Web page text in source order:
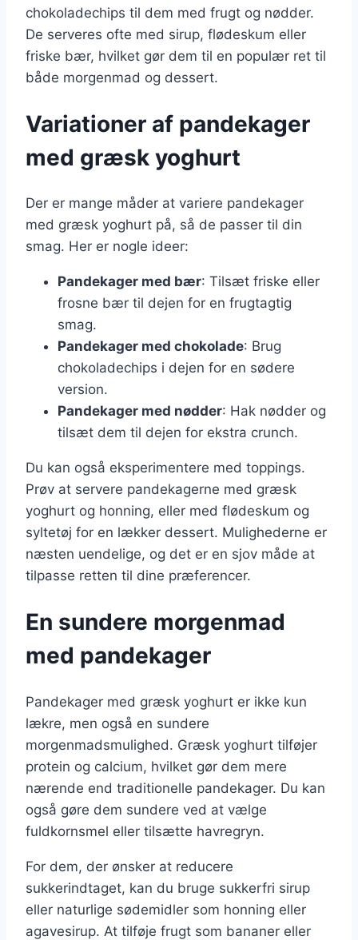
chokoladechips til dem med frugt og nødder.
De serveres ofte med sirup, flødeskum eller
friske bær, hvilket gør dem til en populær ret til
både morgenmad og dessert.
Variationer af pandekager
med græsk yoghurt
Der er mange måder at variere pandekager
med græsk yoghurt på, så de passer til din
smag. Her er nogle ideer:
Pandekager med bær: Tilsæt friske eller
frosne bær til dejen for en frugtagtig
smag.
Pandekager med chokolade: Brug
chokoladechips i dejen for en sødere
version.
Pandekager med nødder: Hak nødder og
tilsæt dem til dejen for ekstra crunch.
Du kan også eksperimentere med toppings.
Prøv at servere pandekagerne med græsk
yoghurt og honning, eller med flødeskum og
syltetøj for en lækker dessert. Mulighederne er
næsten uendelige, og det er en sjov måde at
tilpasse retten til dine præferencer.
En sundere morgenmad
med pandekager
Pandekager med græsk yoghurt er ikke kun
lækre, men også en sundere
morgenmadsmulighed. Græsk yoghurt tilføjer
protein og calcium, hvilket gør dem mere
nærende end traditionelle pandekager. Du kan
også gøre dem sundere ved at vælge
fuldkornsmel eller tilsætte havregryn.
For dem, der ønsker at reducere
sukkerindtaget, kan du bruge sukkerfri sirup
eller naturlige sødemidler som honning eller
agavesirup. At tilføje frugt som bananer eller